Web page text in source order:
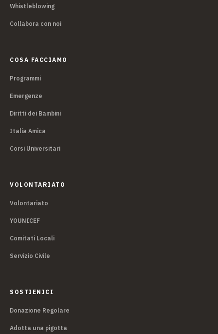
Whistleblowing
Collabora con noi
COSA FACCIAMO
Programmi
Emergenze
Diritti dei Bambini
Italia Amica
Corsi Universitari
VOLONTARIATO
Volontariato
YOUNICEF
Comitati Locali
Servizio Civile
SOSTIENICI
Donazione Regolare
Adotta una pigotta